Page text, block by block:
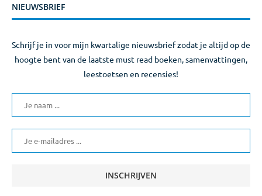
NIEUWSBRIEF
Schrijf je in voor mijn kwartalige nieuwsbrief zodat je altijd op de
hoogte bent van de laatste must read boeken, samenvattingen,
leestoetsen en recensies!